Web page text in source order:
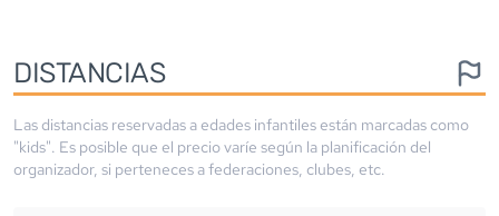
DISTANCIAS
Las distancias reservadas a edades infantiles están marcadas como
"kids". Es posible que el precio varíe según la planificación del
organizador, si perteneces a federaciones, clubes, etc.